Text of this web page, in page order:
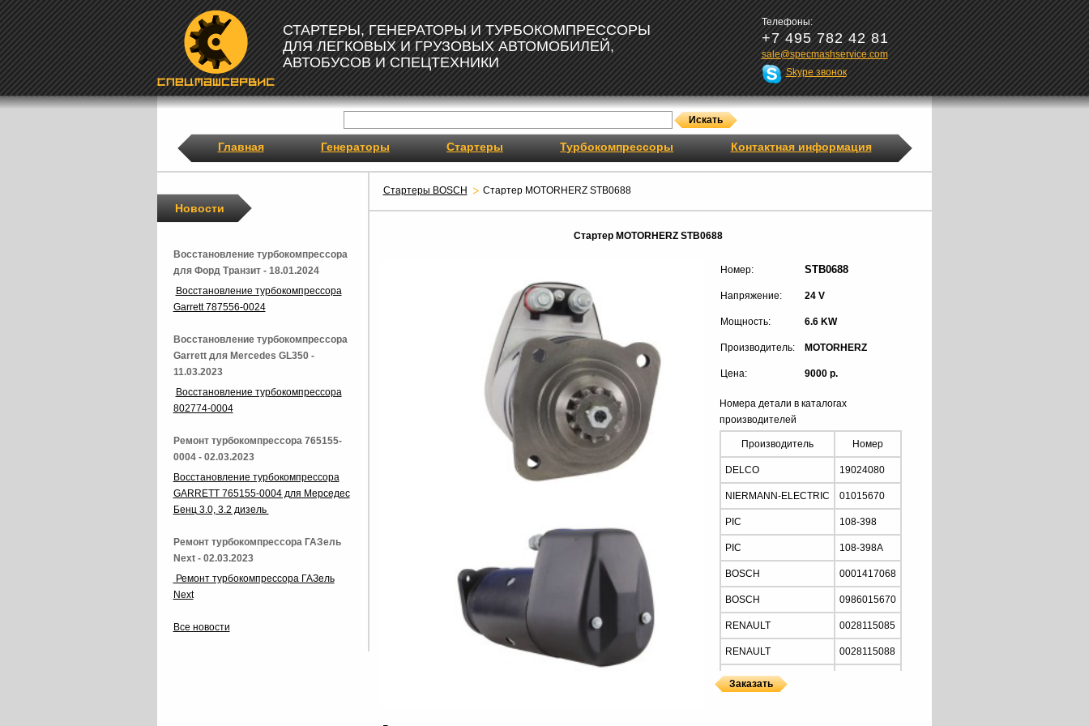
СТАРТЕРЫ, ГЕНЕРАТОРЫ И ТУРБОКОМПРЕССОРЫ
ДЛЯ ЛЕГКОВЫХ И ГРУЗОВЫХ АВТОМОБИЛЕЙ,
АВТОБУСОВ И СПЕЦТЕХНИКИ
Телефоны:
+7 495 782 42 81
sale@specmashservice.com
Skype звонок
Главная Генераторы Стартеры Турбокомпрессоры Контактная информация
Стартеры BOSCH Стартер MOTORHERZ STB0688
Стартер MOTORHERZ STB0688
Номер: STB0688
Напряжение: 24 V
Мощность: 6.6 KW
Производитель: MOTORHERZ
Цена: 9000 р.
Номера детали в каталогах
производителей
Производитель Номер
DELCO 19024080
NIERMANN-ELECTRIC 01015670
PIC 108-398
PIC 108-398A
BOSCH 0001417068
BOSCH 0986015670
RENAULT 0028115085
RENAULT 0028115088
RENAULT
Новости
Восстановление турбокомпрессора
для Форд Транзит - 18.01.2024
Восстановление турбокомпрессора
Garrett 787556-0024
Восстановление турбокомпрессора
Garrett для Mercedes GL350 -
11.03.2023
Восстановление турбокомпрессора
802774-0004
Ремонт турбокомпрессора 765155-
0004 - 02.03.2023
Восстановление турбокомпрессора
GARRETT 765155-0004 для Мерседес
Бенц 3.0, 3.2 дизель
Ремонт турбокомпрессора ГАЗель
Next - 02.03.2023
Ремонт турбокомпрессора ГАЗель
Next
Все новости